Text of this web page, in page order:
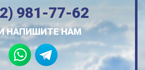
981-77-62
НАПИШИТЕ НАМ